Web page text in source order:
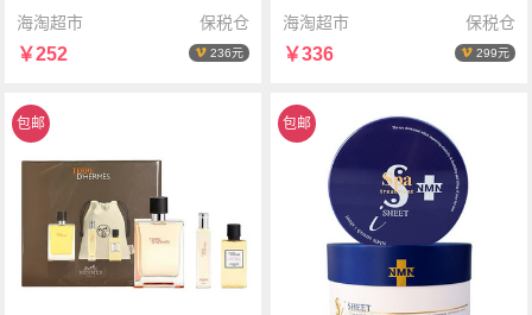
海淘超市
保税仓
￥252 236元
歌女士淡香水EDT 30ml
海淘超市 保税仓
￥336 299元
包邮 包邮